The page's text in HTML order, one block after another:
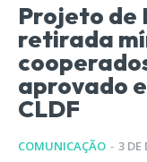
Projeto de
retirada
aprovado
CLDF
COMUNICAÇÃO - 3 DE